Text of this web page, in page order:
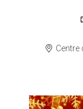
Centre